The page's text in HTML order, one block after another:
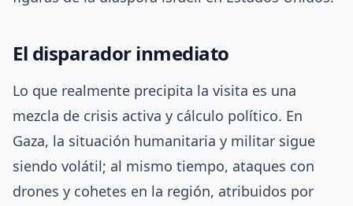
El disparador inmediato
Lo que realmente precipita la visita es una
mezcla de crisis activa y cálculo político. En
Gaza, la situación humanitaria y militar sigue
siendo volátil; al mismo tiempo, ataques con
drones y cohetes en la región, atribuidos por